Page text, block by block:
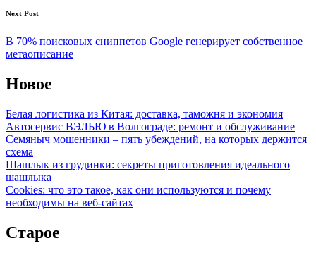
Next Post
В 70% поисковых сниппетов Google генерирует собственное
метаописание
Новое
Белая логистика из Китая: доставка, таможня и экономия
Автосервис ВЭЛЬЮ в Волгограде: ремонт и обслуживание
Семяныч мошенники – пять убеждений, на которых держится
схема
Шашлык из грудинки: секреты приготовления идеального
шашлыка
Cookies: что это такое, как они используются и почему
необходимы на веб-сайтах
Старое